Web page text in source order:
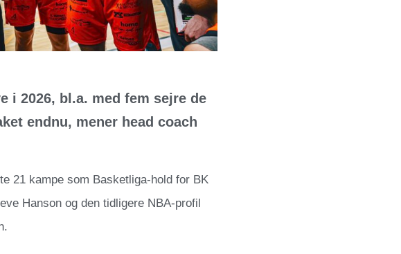
i 2026, bl.a. med fem sejre de
endnu, mener head coach
21 kampe som Basketliga-hold for BK
Hanson og den tidligere NBA-profil